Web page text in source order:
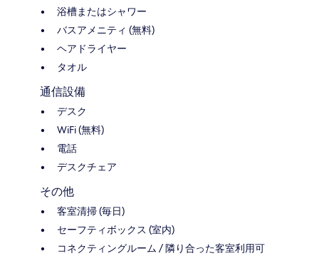
浴槽またはシャワー
バスアメニティ (無料)
ヘアドライヤー
タオル
通信設備
デスク
WiFi (無料)
電話
デスクチェア
その他
客室清掃 (毎日)
セーフティボックス (室内)
コネクティングルーム / 隣り合った客室利用可